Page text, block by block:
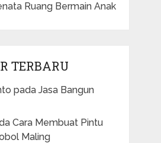
Ruang Bermain Anak
TERBARU
pada Jasa Bangun
Cara Membuat Pintu
Maling